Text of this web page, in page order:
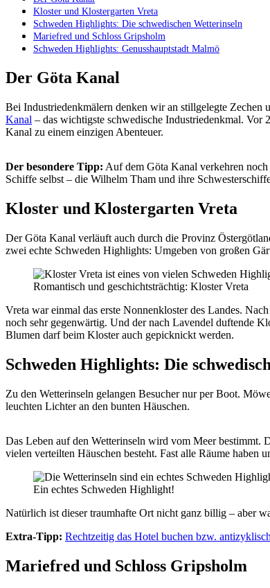
Kloster und Klostergarten Vreta
Schweden Highlights: Die schwedischen Wetterinseln
Mariefred und Schloss Gripsholm
Schweden Highlights: Genusshauptstadt Malmö
Der Göta Kanal
Bei Industriedenkmälern denken wir an stillgelegte Zechen
Kanal – das wichtigste schwedische Industriedenkmal. Vor
Kanal zu einem einzigen Abenteuer.
Der besondere Tipp: Auf dem Göta Kanal verkehren
Schiffe selbst – die Wilhelm Tham und ihre
Kloster und Klostergarten Vreta
Der Göta Kanal verläuft auch durch die Provinz
zwei echte Schweden Highlights: Umgeben von großen
Romantisch und geschichtsträchtig: Kloster Vreta
Vreta war einmal das erste Nonnenkloster des Landes.
noch sehr gegenwärtig. Und der nach Lavendel duftende
Blumen darf beim Kloster auch gepicknickt werden.
Schweden Highlights: Die
Zu den Wetterinseln gelangen Besucher nur per Boot.
leuchten Lichter an den bunten Häuschen.
Das Leben auf den Wetterinseln wird vom Meer bestimmt.
vielen verteilten Häuschen besteht. Fast alle Räume haben
Ein echtes Schweden Highlight!
Natürlich ist dieser traumhafte Ort nicht ganz billig – aber
Extra-Tipp: Rechtzeitig das Hotel buchen bzw.
Mariefred und Schloss Gripsholm